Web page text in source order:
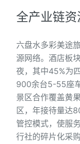
全产业链
六盘水多彩美途
源网络。酒店板
夜，其中45%为
900余台5-55座
景区合作覆盖黄
区，年接待量达
管控模式，使服
行社的碎片化采购